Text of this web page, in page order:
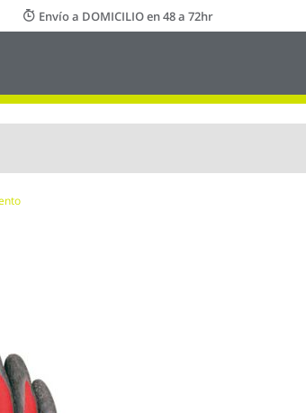
Envío a DOMICILIO en 48 a 72hr